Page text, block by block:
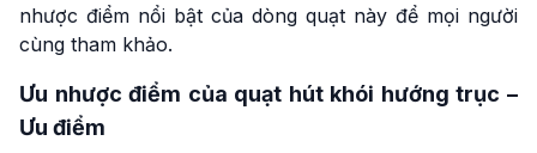
nhược điểm nổi bật của dòng quạt này để mọi người
cùng tham khảo.
Ưu nhược điểm của quạt hút khói hướng trục –
Ưu điểm